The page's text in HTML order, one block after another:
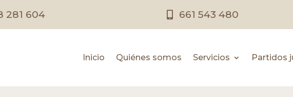
281 604 661 543 480
Inicio Quiénes somos Servicios Partidos